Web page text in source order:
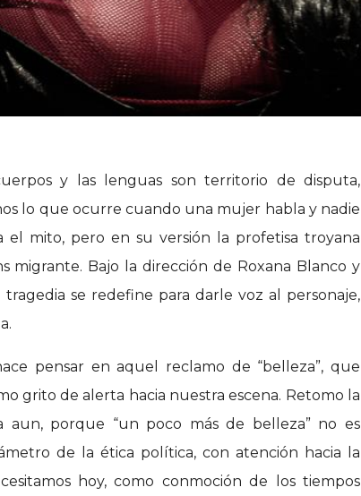
y las lenguas son territorio de disputa,
lo que ocurre cuando una mujer habla y nadie
el mito, pero en su versión la profetisa troyana
Bajo la dirección de Roxana Blanco y
se redefine para darle voz al personaje,
pensar en aquel reclamo de “belleza”, que
grito de alerta hacia nuestra escena. Retomo la
aun, porque “un poco más de belleza” no es
de la ética política, con atención hacia la
hoy, como conmoción de los tiempos